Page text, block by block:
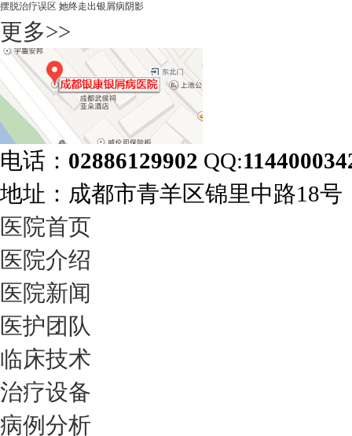
摆脱治疗误区 她终走出银屑病阴影
更多>>
电话： 02886129902 QQ:
地址：成都市青羊区锦里中路18
医院首页
医院介绍
医院新闻
医护团队
临床技术
治疗设备
病例分析